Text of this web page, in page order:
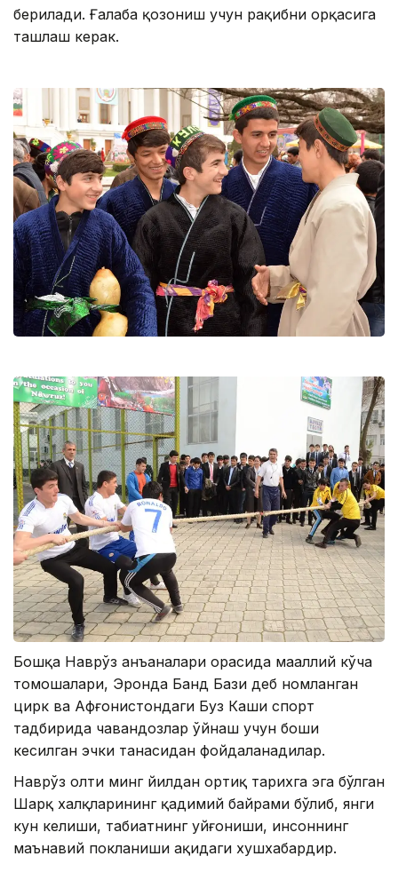
берилади. Ғалаба қозониш учун рақибни орқасига
ташлаш керак.
Бошқа Наврўз анъаналари орасида маҳаллий кўча
томошалари, Эронда Банд Бази деб номланган
цирк ва Афғонистондаги Буз Каши спорт
тадбирида чавандозлар ўйнаш учун боши
кесилган эчки танасидан фойдаланадилар.
Наврўз олти минг йилдан ортиқ тарихга эга бўлган
Шарқ халқларининг қадимий байрами бўлиб, янги
кун келиши, табиатнинг уйғониши, инсоннинг
маънавий покланиши ҳақидаги хушхабардир.